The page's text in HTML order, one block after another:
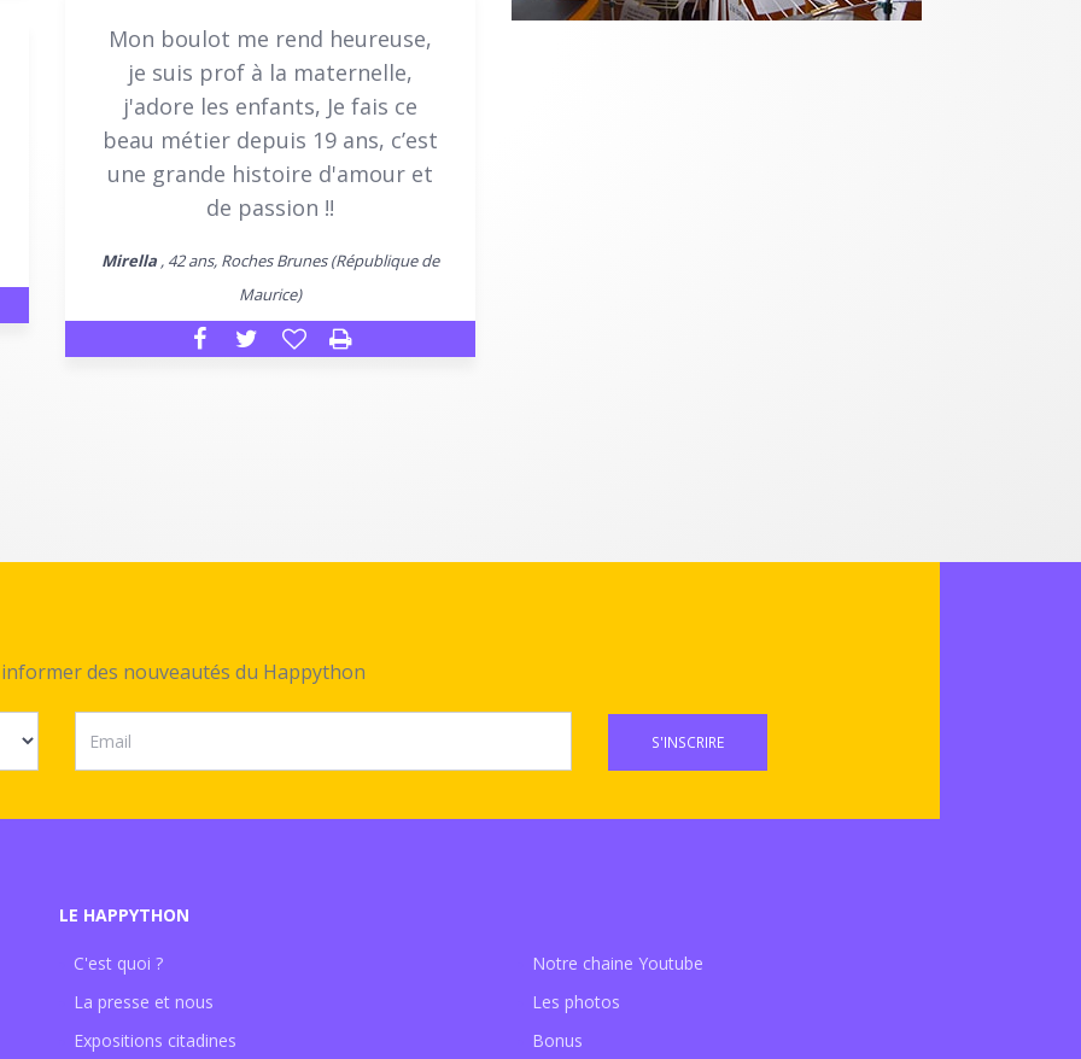
Mon boulot me rend heureuse,
je suis prof à la maternelle,
j'adore les enfants, Je fais ce
beau métier depuis 19 ans, c’est
une grande histoire d'amour et
de passion !!
Mirella , 42 ans, Roches Brunes (République de
Maurice)
des nouveautés du Happython
S'INSCRIRE
LE HAPPYTHON
C'est quoi ?
La presse et nous
Expositions citadines
Notre chaine Youtube
Les photos
Bonus